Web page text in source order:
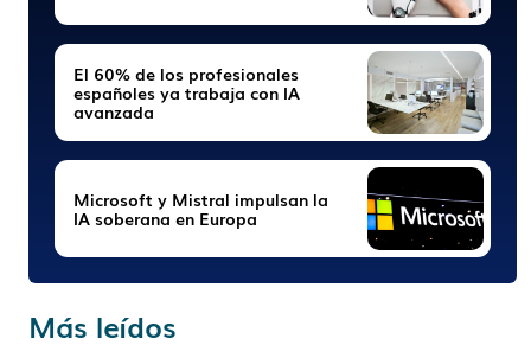
El 60% de los profesionales
españoles ya trabaja con IA
avanzada
Microsoft y Mistral impulsan la
IA soberana en Europa
Más leídos